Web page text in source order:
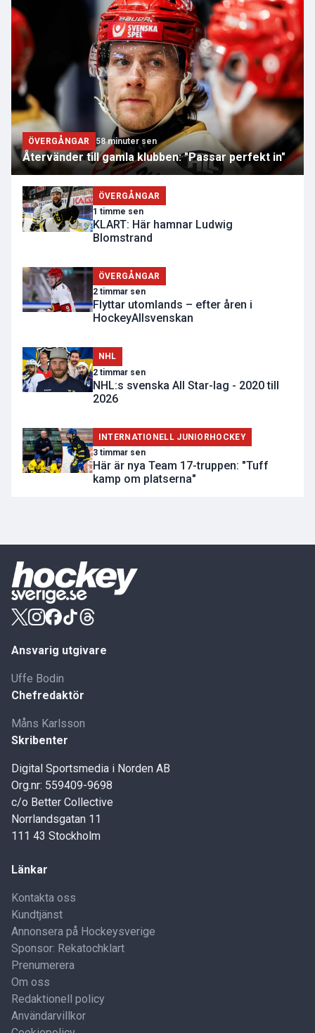
ÖVERGÅNGAR 58 minuter sen
Återvänder till gamla klubben: "Passar perfekt in"
ÖVERGÅNGAR
1 timme sen
KLART: Här hamnar Ludwig
Blomstrand
ÖVERGÅNGAR
2 timmar sen
Flyttar utomlands – efter åren i
HockeyAllsvenskan
NHL
2 timmar sen
NHL:s svenska All Star-lag - 2020 till
2026
INTERNATIONELL JUNIORHOCKEY
3 timmar sen
Här är nya Team 17-truppen: "Tuff
kamp om platserna"
Ansvarig utgivare
Uffe Bodin
Chefredaktör
Måns Karlsson
Skribenter
Digital Sportsmedia i Norden AB
Org.nr: 559409-9698
c/o Better Collective
Norrlandsgatan 11
111 43 Stockholm
Länkar
Kontakta oss
Kundtjänst
Annonsera på Hockeysverige
Sponsor: Rekatochklart
Prenumerera
Om oss
Redaktionell policy
Användarvillkor